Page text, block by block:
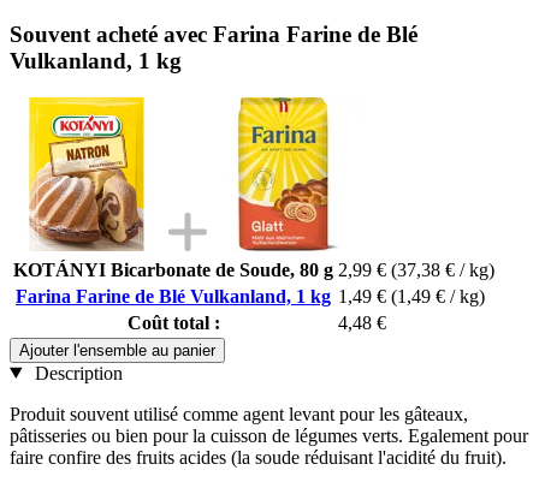
Souvent acheté avec Farina Farine de Blé
Vulkanland, 1 kg
KOTÁNYI Bicarbonate de Soude, 80 g 2,99 € (37,38 € / kg)
Farina Farine de Blé Vulkanland, 1 kg 1,49 € (1,49 € / kg)
Coût total :
4,48 €
Ajouter l'ensemble au panier
Description
Produit souvent utilisé comme agent levant pour les gâteaux,
pâtisseries ou bien pour la cuisson de légumes verts. Egalement pour
faire confire des fruits acides (la soude réduisant l'acidité du fruit).